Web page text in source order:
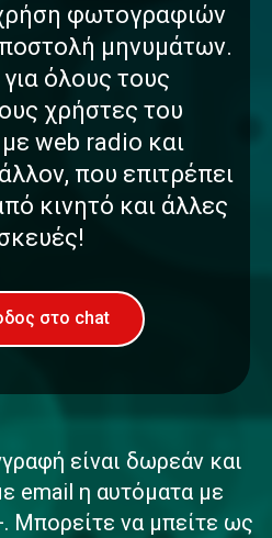
φωτογραφιών
μηνυμάτων.
όλους τους
χρήστες του
με web radio και
που επιτρέπει
κινητό και άλλες
στο chat
είναι δωρεάν και
email η αυτόματα με
Μπορείτε να μπείτε ως